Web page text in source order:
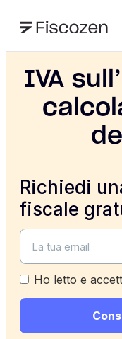
IVA
Richiedi
fiscale
Ho letto e